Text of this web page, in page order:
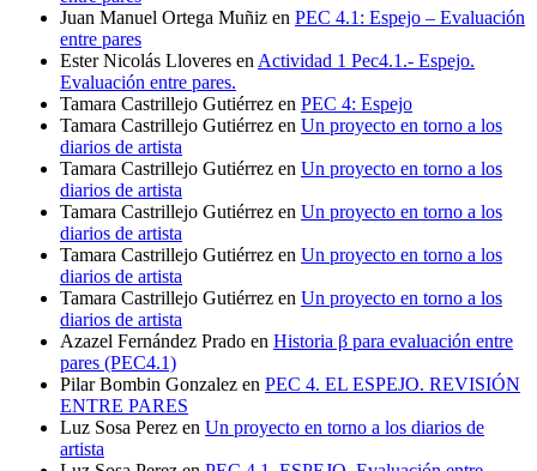
Juan Manuel Ortega Muñiz en PEC 4.1: Espejo – Evaluación
entre pares
Ester Nicolás Lloveres en Actividad 1 Pec4.1.- Espejo.
Evaluación entre pares.
Tamara Castrillejo Gutiérrez en PEC 4: Espejo
Tamara Castrillejo Gutiérrez en Un proyecto en torno a los
diarios de artista
Tamara Castrillejo Gutiérrez en Un proyecto en torno a los
diarios de artista
Tamara Castrillejo Gutiérrez en Un proyecto en torno a los
diarios de artista
Tamara Castrillejo Gutiérrez en Un proyecto en torno a los
diarios de artista
Tamara Castrillejo Gutiérrez en Un proyecto en torno a los
diarios de artista
Azazel Fernández Prado en Historia β para evaluación entre
pares (PEC4.1)
Pilar Bombin Gonzalez en PEC 4. EL ESPEJO. REVISIÓN
ENTRE PARES
Luz Sosa Perez en Un proyecto en torno a los diarios de
artista